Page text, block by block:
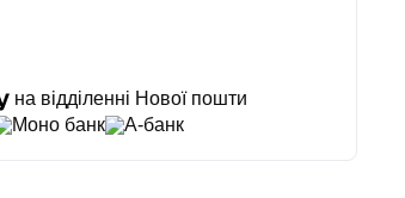
на відділенні Нової пошти
Моно банк А-банк